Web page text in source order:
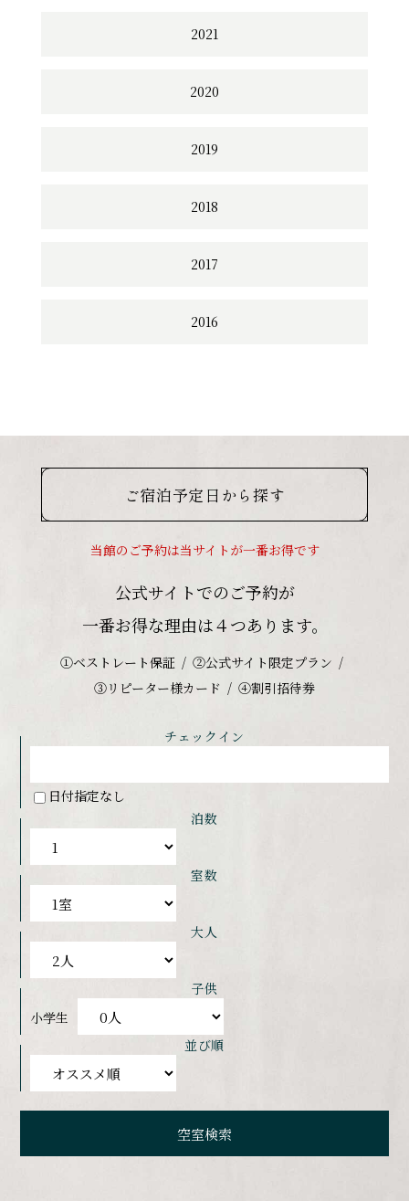
2021
2020
2019
2018
2017
2016
ご宿泊予定日から探す
当館のご予約は当サイトが一番お得です
公式サイトでのご予約が
一番お得な理由は４つあります。
①ベストレート保証
②公式サイト限定プラン
③リピーター様カード
④割引招待券
チェックイン
日付指定なし
泊数
室数
大人
子供
小学生
並び順